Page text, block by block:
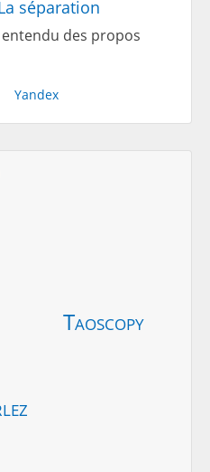
séparation
des propos
Yandex
Taoscopy